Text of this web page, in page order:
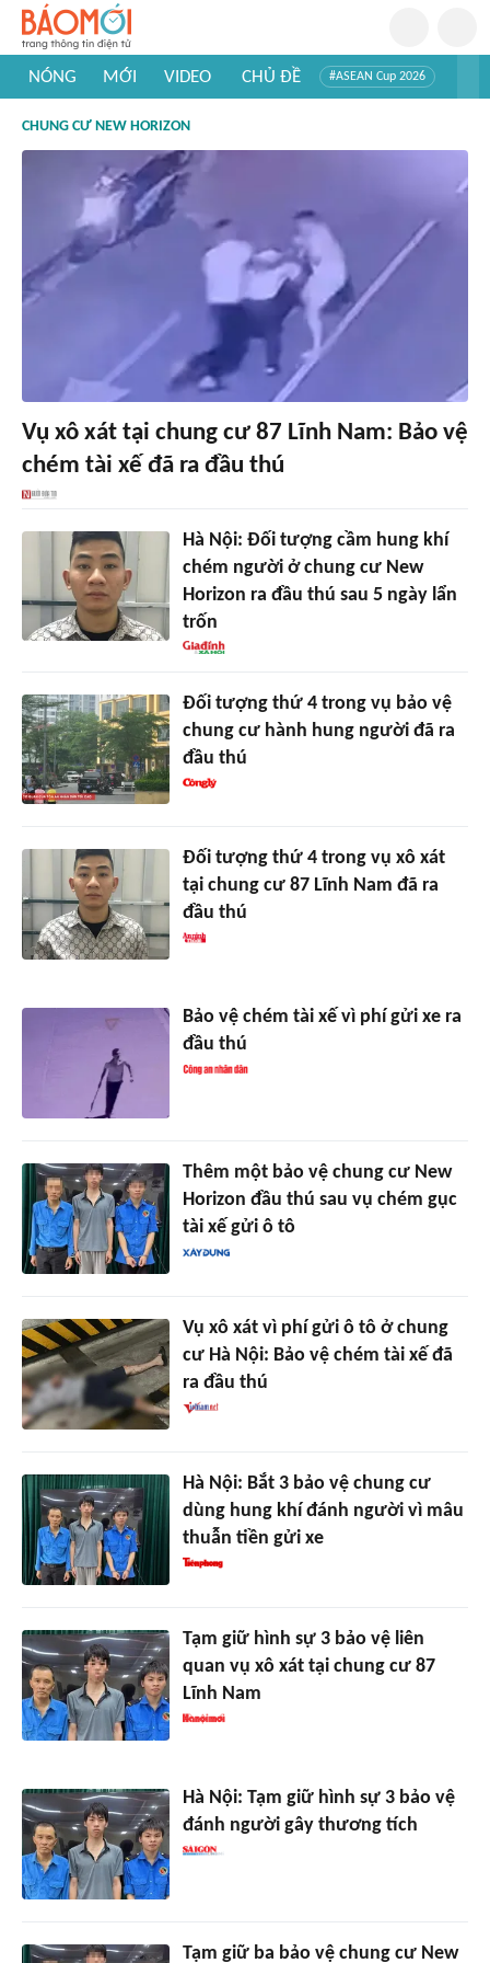
NÓNG MỚI VIDEO CHỦ ĐỀ #ASEAN Cup 2026
#Khám phá Việt Nam
#Khám phá thế giới
CHUNG CƯ NEW HORIZON
Vụ xô xát tại chung cư 87 Lĩnh Nam: Bảo vệ
chém tài xế đã ra đầu thú
Hà Nội: Đối tượng cầm hung khí
chém người ở chung cư New
Horizon ra đầu thú sau 5 ngày lẩn
trốn
Đối tượng thứ 4 trong vụ bảo vệ
chung cư hành hung người đã ra
đầu thú
Đối tượng thứ 4 trong vụ xô xát
tại chung cư 87 Lĩnh Nam đã ra
đầu thú
Bảo vệ chém tài xế vì phí gửi xe ra
đầu thú
Thêm một bảo vệ chung cư New
Horizon đầu thú sau vụ chém gục
tài xế gửi ô tô
Vụ xô xát vì phí gửi ô tô ở chung
cư Hà Nội: Bảo vệ chém tài xế đã
ra đầu thú
Hà Nội: Bắt 3 bảo vệ chung cư
dùng hung khí đánh người vì mâu
thuẫn tiền gửi xe
Tạm giữ hình sự 3 bảo vệ liên
quan vụ xô xát tại chung cư 87
Lĩnh Nam
Hà Nội: Tạm giữ hình sự 3 bảo vệ
đánh người gây thương tích
Tạm giữ ba bảo vệ chung cư New